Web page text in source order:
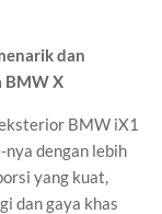
dan
BMW X
BMW iX1
dengan lebih
yang kuat,
dan gaya khas